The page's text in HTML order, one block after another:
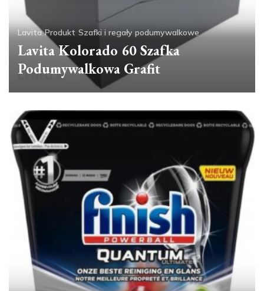
Lavita Produkt Szafki i regały podumywalkowe
Lavita Kolorado 60 Szafka
Podumywalkowa Grafit